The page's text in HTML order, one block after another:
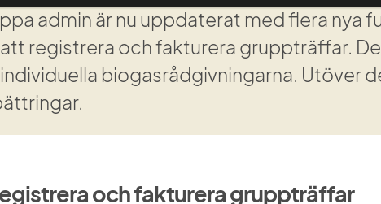
admin är nu uppdaterat med flera nya
registrera och fakturera gruppträffar.
biogasrådgivningarna. Utöver
och fakturera gruppträffar